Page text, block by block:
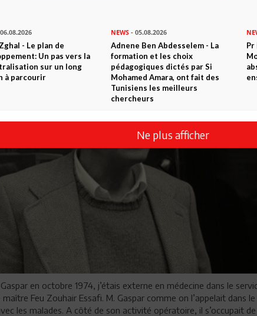
en octobre 1974, j’étais externe en médecine dans le
Feu Zouhair Essafi. M. Gaspar comme on l’appelait dans le
les malades. A côté de son activité opératoire, il s’occupait de
Zghal - Le plan de
Un pas vers la
sur un long
à parcourir
- 05.08.2026
Adnene Ben Abdesselem - La
formation et les choix
pédagogiques dictés par Si
Mohamed Amara, ont fait des
Tunisiens les meilleurs
chercheurs
Ne plus afficher